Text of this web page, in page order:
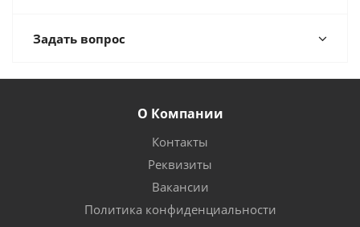
Задать вопрос
О Компании
Контакты
Реквизиты
Вакансии
Политика конфиденциальности